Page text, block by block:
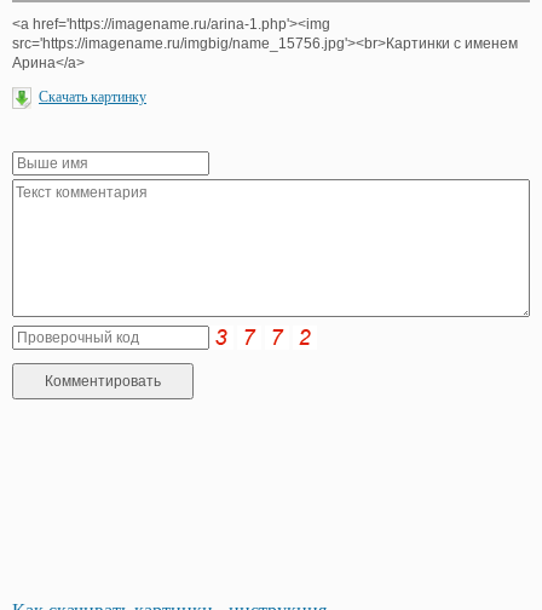
<a href='https://imagename.ru/arina-1.php'><img
src='https://imagename.ru/imgbig/name_15756.jpg'><br>Картинки с именем
Арина</a>
Скачать картинку